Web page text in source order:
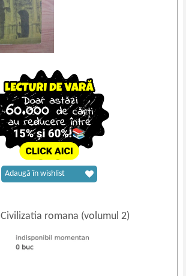
Civilizatia romana (volumul 2)
Adaugă în wishlist